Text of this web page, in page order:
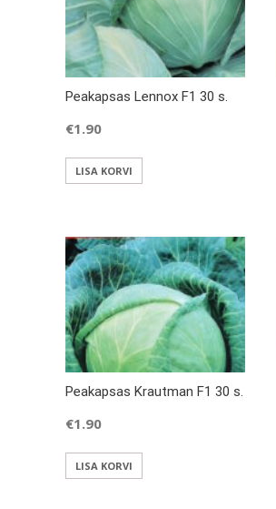
Peakapsas Lennox F1 30 s.
€1.90
LISA KORVI
Peakapsas Krautman F1 30 s.
€1.90
LISA KORVI